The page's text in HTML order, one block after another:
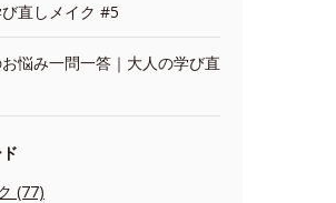
直しメイク #5
悩み一問一答｜大人の学び直
(77)